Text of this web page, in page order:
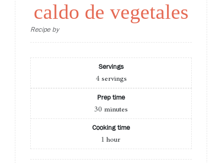
caldo de vegetales
Recipe by
Servings
4 servings
Prep time
30 minutes
Cooking time
1 hour